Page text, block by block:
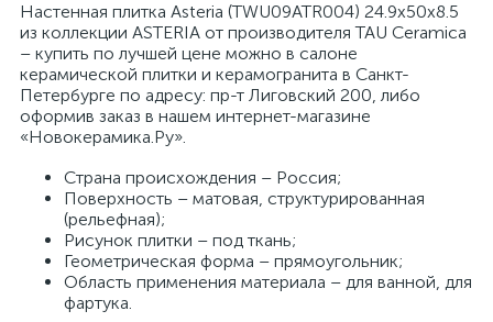
Настенная плитка Asteria (TWU09ATR004) 24.9x50x8.5
из коллекции ASTERIA от производителя TAU Ceramica
– купить по лучшей цене можно в салоне
керамической плитки и керамогранита в Санкт-
Петербурге по адресу: пр-т Лиговский 200, либо
оформив заказ в нашем интернет-магазине
«Новокерамика.Ру».
Страна происхождения – Россия;
Поверхность – матовая, структурированная
(рельефная);
Рисунок плитки – под ткань;
Геометрическая форма – прямоугольник;
Область применения материала – для ванной, для
фартука.